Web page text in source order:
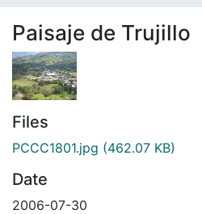
Paisaje de Trujillo
Files
PCCC1801.jpg (462.07 KB)
Date
2006-07-30